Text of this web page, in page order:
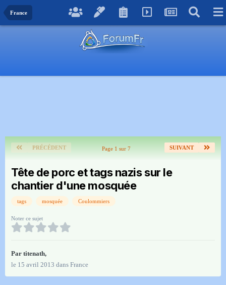
France
PRÉCÉDENT SUIVANT
Page 1 sur 7
Tête de porc et tags nazis sur le
chantier d'une mosquée
tags mosquée Coulommiers
Noter ce sujet
Par titenath,
le 15 avril 2013 dans France